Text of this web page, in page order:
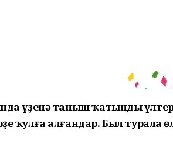
үҙенә таныш ҡатынды
ҡулға алғандар. Был турала